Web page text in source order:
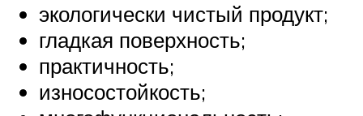
экологически чистый продукт;
гладкая поверхность;
практичность;
износостойкость;